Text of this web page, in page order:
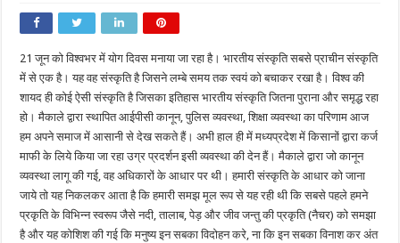
शारीरिक
रूप
से
मजबूत
करता
तो
प्राणायाम
आंतरिक
रूप
मजबूत
बनाता
है
21 जून को विश्वभर में योग दिवस मनाया जा रहा है। भारतीय संस्कृति सबसे प्राचीन संस्कृति
में से एक है। यह वह संस्कृति है जिसने लम्बे समय तक स्वयं को बचाकर रखा है। विश्व की
शायद ही कोई ऐसी संस्कृति है जिसका इतिहास भारतीय संस्कृति जितना पुराना और समृद्ध रहा
हो। मैकाले द्वारा स्थापित आईपीसी कानून, पुलिस व्यवस्था, शिक्षा व्यवस्था का परिणाम आज
हम अपने समाज में आसानी से देख सकते हैं। अभी हाल ही में मध्यप्रदेश में किसानों द्वारा कर्ज
माफी के लिये किया जा रहा उग्र प्रदर्शन इसी व्यवस्था की देन हैं। मैकाले द्वारा जो कानून
व्यवस्था लागू की गई, वह अधिकारों के आधार पर थी। हमारी संस्कृति के आधार को जाना
जाये तो यह निकलकर आता है कि हमारी समझ मूल रूप से यह रही थी कि सबसे पहले हमने
प्रकृति के विभिन्न स्वरूप जैसे नदी, तालाब, पेड़ और जीव जन्तु की प्रकृति (नैचर) को समझा
है और यह कोशिश की गई कि मनुष्य इन सबका विदोहन करे, ना कि इन सबका विनाश कर अंत